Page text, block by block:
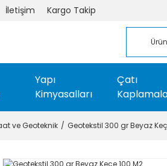
İletişim Kargo Takip
Yapı
Kimyasalları
Çatı
ve Geoteknik Geotekstil 300 gr Beyaz